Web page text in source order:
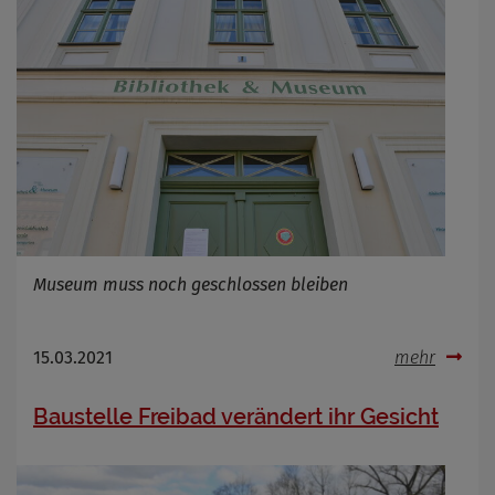
Museum muss noch geschlossen bleiben
15.03.2021 mehr
Baustelle Freibad verändert ihr Gesicht
Cookie Laufzeit
Infos schließen